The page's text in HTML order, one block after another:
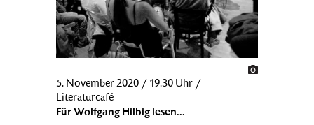
5. November 2020 / 19.30 Uhr /
Literaturcafé
Für Wolfgang Hilbig lesen...